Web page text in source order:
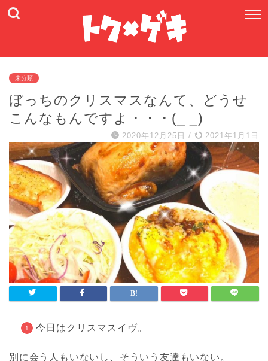
未分類
ぼっちのクリスマスなんて、どうせ
こんなもんですよ・・・(_ _)
2020年12月25日 / 2021年1月1日
今日はクリスマスイヴ。
別に会う人もいないし、そういう友達もいない。